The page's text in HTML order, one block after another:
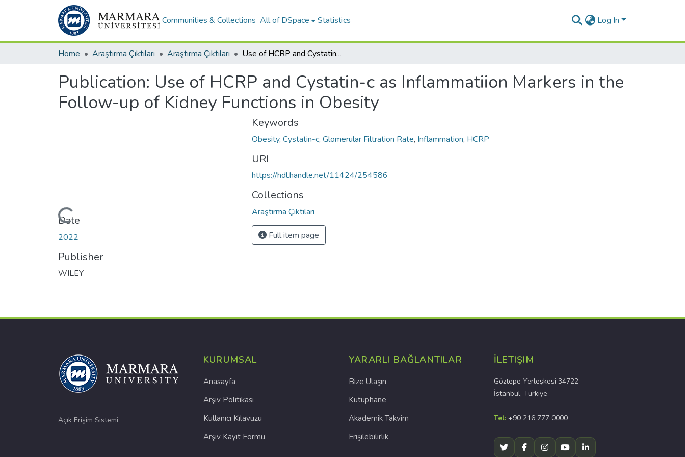
Communities & Collections All of DSpace Statistics Log In
Home Araştırma Çıktıları Araştırma Çıktıları Use of HCRP and Cystatin-c as Inflammatiion Markers in the Follow-up of Kidney Functions in Obesity
Publication: Use of HCRP and Cystatin-c as Inflammatiion Markers in the
Follow-up of Kidney Functions in Obesity
Loading...
Date
2022
Publisher
WILEY
Keywords
Obesity, Cystatin-c, Glomerular Filtration Rate, Inflammation, HCRP
URI
https://hdl.handle.net/11424/254586
Collections
Araştırma Çıktıları
Full item page
Açık Erişim Sistemi
KURUMSAL
Anasayfa
Arşiv Politikası
Kullanıcı Kılavuzu
Arşiv Kayıt Formu
YARARLI BAĞLANTILAR
Bize Ulaşın
Kütüphane
Akademik Takvim
Erişilebilirlik
İLETIŞIM
Göztepe Yerleşkesi 34722
İstanbul, Türkiye
Tel: +90 216 777 0000